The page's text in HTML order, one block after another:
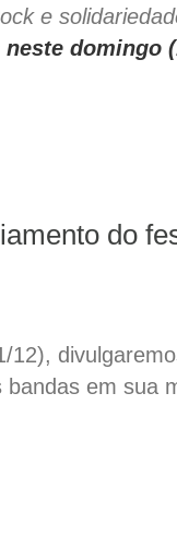
e
neste domingo
do
12),
em sua